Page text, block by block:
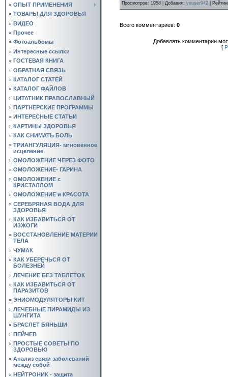
ОПЫТ ПРИМЕНЕНИЯ
ТОВАРЫ ДЛЯ ЗДОРОВЬЯ
ВИДЕО
Прочее
Фотоальбомы
Интересные ссылки
ГОСТЕВАЯ КНИГА
ОБРАТНАЯ СВЯЗЬ
КАТАЛОГ СТАТЕЙ
КАТАЛОГ ФАЙЛОВ
ЦИТАТНИК ПРАВОСЛАВНЫЙ
ПАРТНЕРСКИЕ ПРОГРАММЫ
ИНТЕРЕСНЫЕ СТАТЬИ
КАРТИНЫ ЗДОРОВЬЯ
КАК СНИМАТЬ БОЛЬ
ТРИАНГУЛЯЦИЯ- мгновенное
исцеление
ОМОЛОЖЕНИЕ ЧЕРЕЗ ФОТО
ОМОЛОЖЕНИЕ- ГАРИНА
ОМОЛОЖЕНИЕ с
КРИСТАЛЛОМ
ОМОЛОЖЕНИЕ и КРАСОТА
СЕРЕБРЯНАЯ ВОДА ДЛЯ
ЗДОРОВЬЯ
КАК ИЗБАВИТЬСЯ ОТ
ИЗЖОГИ
ВОССТАНОВЛЕНИЕ МАТЕРИИ
ТЕЛА
ЧУМАК
КАК УБЕРЕЧЬСЯ ОТ
БОЛЕЗНЕЙ
ЛЕЧЕНИЕ БЕЗ ТАБЛЕТОК
КАК ИЗБАВИТЬСЯ ОТ
ПАРАЗИТОВ
ЭНИОМОДУЛЯТОРЫ КИТ
ЛЕЧЕБНЫЕ ПИРАМИДЫ ИЗ
ШУНГИТА
БРАСЛЕТ БЯНЬШИ
ПЕЙЧЕВ
ПРОСТЫЕ СОВЕТЫ ПО
ЗДОРОВЬЮ
Анализ связи заболеваний
между собой
НЕЙТРОНИК - защита
Просмотров: 1958 | Добавил: youser942
Всего комментариев: 0
Добавлять комментарии
[